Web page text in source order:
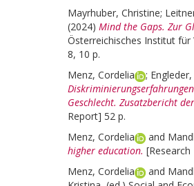
Mayrhuber, Christine;
(2024) Mind the Gaps. Zur
Österreichisches Institut für
8, 10 p.
Menz, Cordelia
;
Geschlecht. Zusatzbericht
Report] 52 p.
Menz, Cordelia
and
higher education.
Menz, Cordelia
and